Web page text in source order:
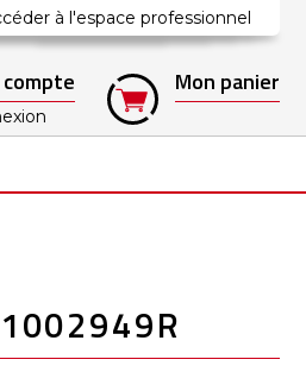
à l'espace professionnel
Mon panier